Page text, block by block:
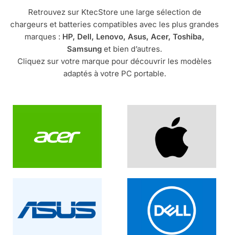
Retrouvez sur KtecStore une large sélection de
chargeurs et batteries compatibles avec les plus grandes
marques : HP, Dell, Lenovo, Asus, Acer, Toshiba,
Samsung et bien d’autres.
Cliquez sur votre marque pour découvrir les modèles
adaptés à votre PC portable.